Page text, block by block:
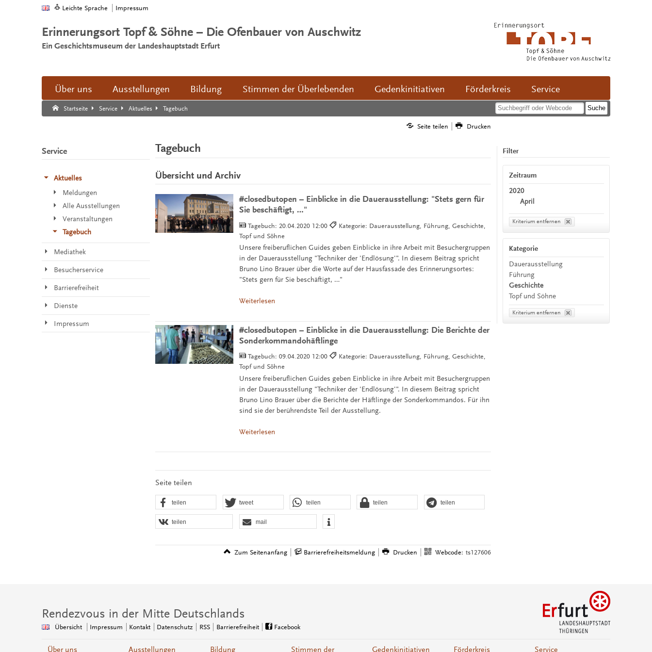
Leichte Sprache Impressum
Erinnerungsort Topf & Söhne – Die Ofenbauer von Auschwitz
Ein Geschichtsmuseum der Landeshauptstadt Erfurt
Über uns Ausstellungen Bildung Stimmen der Überlebenden Gedenkinitiativen Förderkreis Service
Startseite Service Aktuelles Tagebuch
Suche:
Suche Ende.
Seite teilen Drucken
Tagebuch
Übersicht und Archiv
#closedbutopen – Einblicke in die Dauerausstellung: "Stets gern für
Sie beschäftigt, …"
Tagebuch: 20.04.2020 12:00
Kategorie: Dauerausstellung, Führung, Geschichte,
Topf und Söhne
Unsere freiberuflichen Guides geben Einblicke in ihre Arbeit mit Besuchergruppen
in der Dauerausstellung "Techniker der 'Endlösung'". In diesem Beitrag spricht
Bruno Lino Brauer über die Worte auf der Hausfassade des Erinnerungsortes:
"Stets gern für Sie beschäftigt, …"
Weiterlesen
#closedbutopen – Einblicke in die Dauerausstellung: Die Berichte der
Sonderkommandohäftlinge
Tagebuch:09.04.2020 12:00
Kategorie: Dauerausstellung, Führung, Geschichte,
Topf und Söhne
Unsere freiberuflichen Guides geben Einblicke in ihre Arbeit mit Besuchergruppen
in der Dauerausstellung "Techniker der 'Endlösung'". In diesem Beitrag spricht
Bruno Lino Brauer über die Berichte der Häftlinge der Sonderkommandos. Für ihn
sind sie der berührendste Teil der Ausstellung.
Weiterlesen
Seite teilen
teilen tweet teilen teilen teilen
teilen mail
Zum Seitenanfang Barrierefreiheitsmeldung Drucken Webcode: ts127606
Filter
Zeitraum
2020
April
Kriterium entfernen
Kategorie
Dauerausstellung
Führung
Geschichte
Topf und Söhne
Kriterium entfernen
Service
Aktuelles
Meldungen
Alle Ausstellungen
Veranstaltungen
Tagebuch
Mediathek
Besucherservice
Barrierefreiheit
Dienste
Impressum
Rendezvous in der Mitte Deutschlands
Übersicht Impressum Kontakt Datenschutz RSS Barrierefreiheit Facebook
Über uns Ausstellungen Bildung Stimmen der Gedenkinitiativen Förderkreis Service